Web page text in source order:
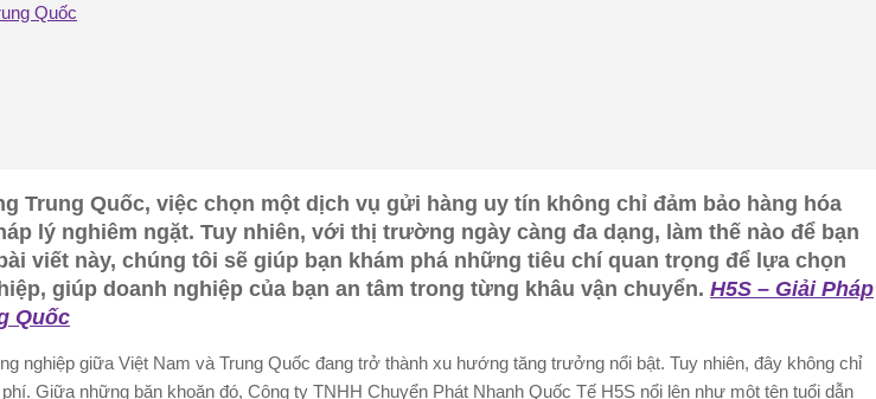
Quốc
Trung Quốc, việc chọn một dịch vụ gửi hàng uy tín không chỉ đảm bảo hàng hóa
lý nghiêm ngặt. Tuy nhiên, với thị trường ngày càng đa dạng, làm thế nào để bạn
viết này, chúng tôi sẽ giúp bạn khám phá những tiêu chí quan trọng để lựa chọn
giúp doanh nghiệp của bạn an tâm trong từng khâu vận chuyển. H5S – Giải Pháp
Quốc
nghiệp giữa Việt Nam và Trung Quốc đang trở thành xu hướng tăng trưởng nổi bật. Tuy nhiên, đây không chỉ
Giữa những băn khoăn đó, Công ty TNHH Chuyển Phát Nhanh Quốc Tế H5S nổi lên như một tên tuổi dẫn